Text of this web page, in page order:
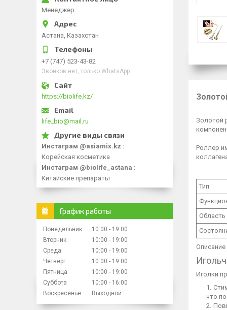
Золотой
Роллер
Тип
Область
Описание
Иголки
что
Менеджер
Астана, Казахстан
+7 (747) 523-43-82
Звонков нет, только WhatsApp
https://biolife.kz/
life_bio@mail.ru
Инстаграм @asiamix.kz
Корейская косметика
Инстаграм @biolife_astana
Китайские препараты
График работы
Понедельник 10:00
19:00
Вторник
10:00
19:00
Среда
10:00
19:00
Четверг
10:00
19:00
Пятница
10:00
19:00
Суббота
10:00
16:00
Воскресенье
Выходной